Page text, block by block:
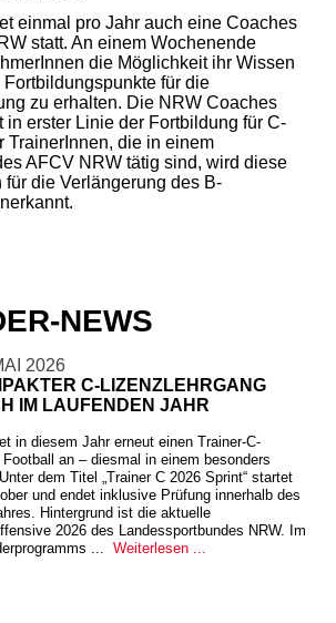
einmal pro Jahr auch eine Coaches
statt. An einem Wochenende
die Möglichkeit ihr Wissen
für die
zu erhalten. Die NRW Coaches
in erster Linie der Fortbildung für C-
TrainerInnen, die in einem
AFCV NRW tätig sind, wird diese
für die Verlängerung des B-
NEWS
2026
C-LIZENZLEHRGANG
IM LAUFENDEN JAHR
in diesem Jahr erneut einen Trainer-C-
an – diesmal in einem besonders
dem Titel „Trainer C 2026 Sprint“ startet
und endet inklusive Prüfung innerhalb des
Hintergrund ist die aktuelle
2026 des Landessportbundes NRW. Im
... Weiterlesen ...